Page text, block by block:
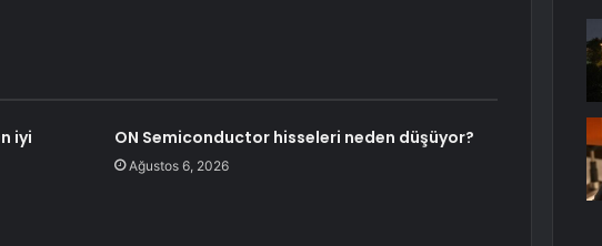
iyi
ON Semiconductor hisseleri neden düşüyor?
Ağustos 6, 2026